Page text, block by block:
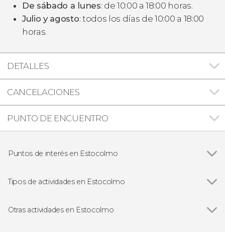
De sábado a lunes: de 10:00 a 18:00 horas.
Julio y agosto: todos los días de 10:00 a 18:00
horas.
DETALLES
CANCELACIONES
PUNTO DE ENCUENTRO
Puntos de interés en Estocolmo
Tipos de actividades en Estocolmo
Free Tour
Otras actividades en Estocolmo